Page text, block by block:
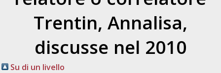
Trentin, Annalisa,
discusse nel 2010
Su di un livello